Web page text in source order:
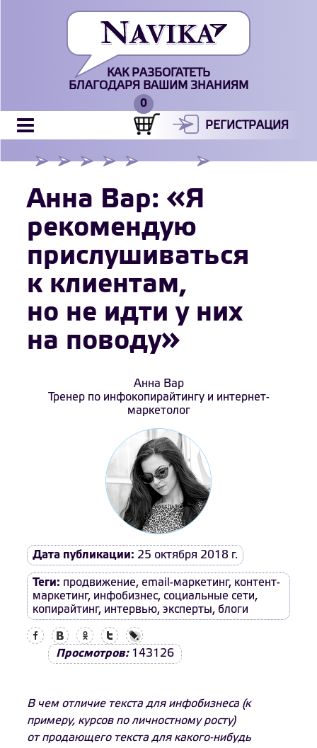
КАК РАЗБОГАТЕТЬ
БЛАГОДАРЯ ВАШИМ ЗНАНИЯМ
РЕГИСТРАЦИЯ
Анна Вар: «Я
рекомендую
прислушиваться
к клиентам,
но не идти у них
на поводу»
Анна Вар
Тренер по инфокопирайтингу и интернет-
маркетолог
Дата публикации: 25 октября 2018 г.
Теги: продвижение, email-маркетинг, контент-
маркетинг, инфобизнес, социальные сети,
копирайтинг, интервью, эксперты, блоги
Просмотров:143126
В чем отличие текста для инфобизнеса (к
примеру, курсов по личностному росту)
от продающего текста для какого-нибудь